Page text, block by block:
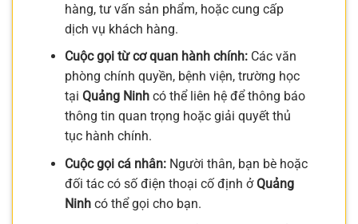
hàng, tư vấn sản phẩm, hoặc cung cấp
dịch vụ khách hàng.
Cuộc gọi từ cơ quan hành chính:Các văn
phòng chính quyền, bệnh viện, trường học
tại Quảng Ninhcó thể liên hệ để thông báo
thông tin quan trọng hoặc giải quyết thủ
tục hành chính.
Cuộc gọi cá nhân:Người thân, bạn bè hoặc
đối tác có số điện thoại cố định ởQuảng
Ninhcó thể gọi cho bạn.